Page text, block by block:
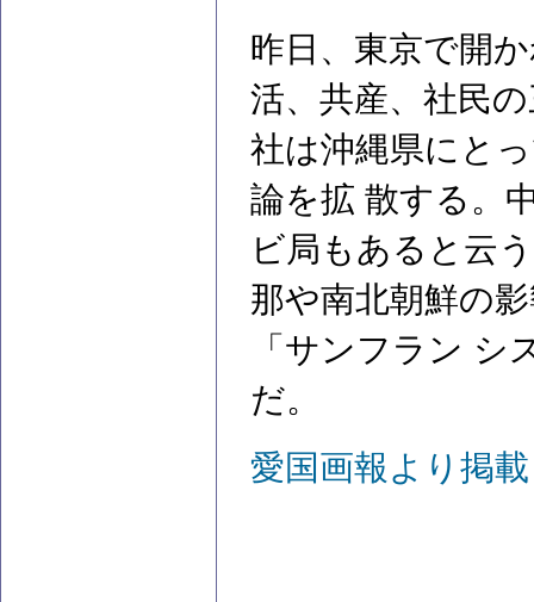
昨日、東京で開
活、共産、社民
社は沖縄県にと
論を拡 散する。
ビ局もあると云
那や南北朝鮮の
「サンフラン シ
だ。
愛国画報より掲載